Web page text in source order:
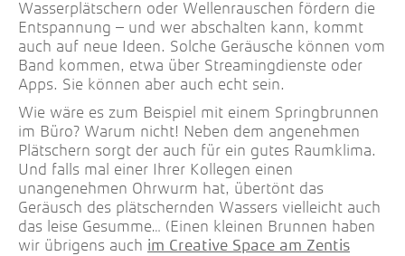
Wasserplätschern oder Wellenrauschen fördern die
Entspannung – und wer abschalten kann, kommt
auch auf neue Ideen. Solche Geräusche können vom
Band kommen, etwa über Streamingdienste oder
Apps. Sie können aber auch echt sein.
Wie wäre es zum Beispiel mit einem Springbrunnen
im Büro? Warum nicht! Neben dem angenehmen
Plätschern sorgt der auch für ein gutes Raumklima.
Und falls mal einer Ihrer Kollegen einen
unangenehmen Ohrwurm hat, übertönt das
Geräusch des plätschernden Wassers vielleicht auch
das leise Gesumme… (Einen kleinen Brunnen haben
wir übrigens auch im Creative Space am Zentis